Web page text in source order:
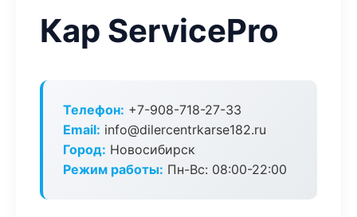
Кар ServicePro
Телефон: +7-908-718-27-33
Email: info@dilercentrkarse182.ru
Город: Новосибирск
Режим работы: Пн-Вс: 08:00-22:00